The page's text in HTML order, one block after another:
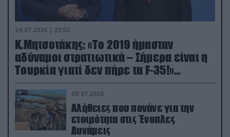
24.07.2026 | 22:02
Κ.Μητσοτάκης: «Το 2019 ήμασταν
αδύναμοι στρατιωτικά – Σήμερα είναι η
Τουρκία γιατί δεν πήρε τα F-35!»
(βίντεο)
09.07.2026
Αλήθειες που πονάνε για την
ετοιμότητα στις Ένοπλες
Δυνάμεις